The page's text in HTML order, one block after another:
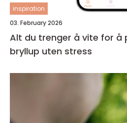
inspiration
03. February 2026
Alt du trenger å vite for å
bryllup uten stress